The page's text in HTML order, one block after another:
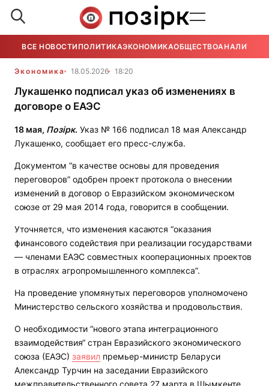
ВСЕ НОВОСТИ ПОЛИТИКАЭКОНОМИКАОБЩЕСТВОАНАЛИТИКА
Экономика 18.05.2026 18:20
Лукашенко подписал указ об изменениях в
договоре о ЕАЭС
18 мая, Позірк. Указ № 166 подписал 18 мая Александр
Лукашенко, сообщает его пресс-служба.
Документом “в качестве основы для проведения
переговоров” одобрен проект протокола о внесении
изменений в договор о Евразийском экономическом
союзе от 29 мая 2014 года, говорится в сообщении.
Уточняется, что изменения касаются “оказания
финансового содействия при реализации государствами
— членами ЕАЭС совместных кооперационных проектов
в отраслях агропромышленного комплекса”.
На проведение упомянутых переговоров уполномочено
Министерство сельского хозяйства и продовольствия.
О необходимости “нового этапа интеграционного
взаимодействия“ стран Евразийского экономического
союза (ЕАЭС) заявил премьер-министр Беларуси
Александр Турчин на заседании Евразийского
межправительственного совета 27 марта в Шымкенте